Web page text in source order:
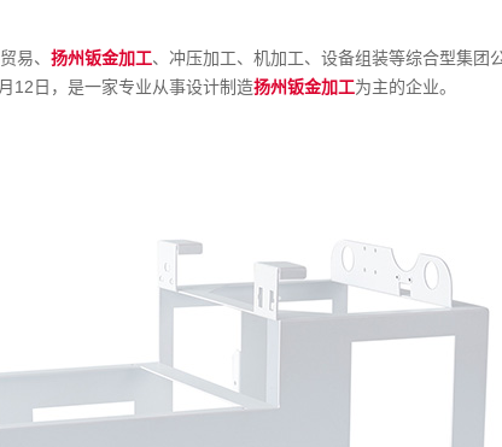
易、扬州钣金加工、冲压加工、机加工、设备组装等综合型集团
12日，是一家专业从事设计制造扬州钣金加工为主的企业。